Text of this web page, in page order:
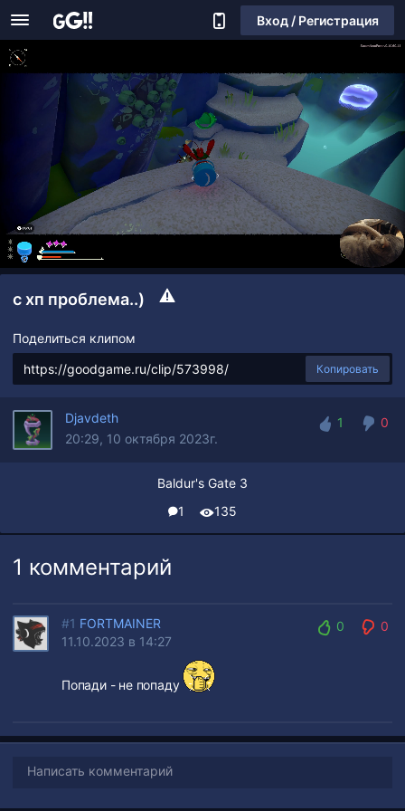
Вход / Регистрация
с хп проблема..)
Поделиться клипом
Копировать
Djavdeth
20:29, 10 октября 2023г.
1
0
Baldur's Gate 3
1
135
1 комментарий
#1 FORTMAINER
11.10.2023 в 14:27
0
0
Попади - не попаду
Написать комментарий